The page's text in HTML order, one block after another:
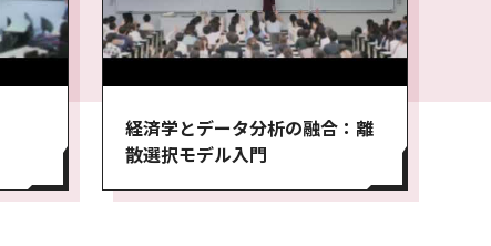
経済学とデータ分析の融合：離
散選択モデル入門